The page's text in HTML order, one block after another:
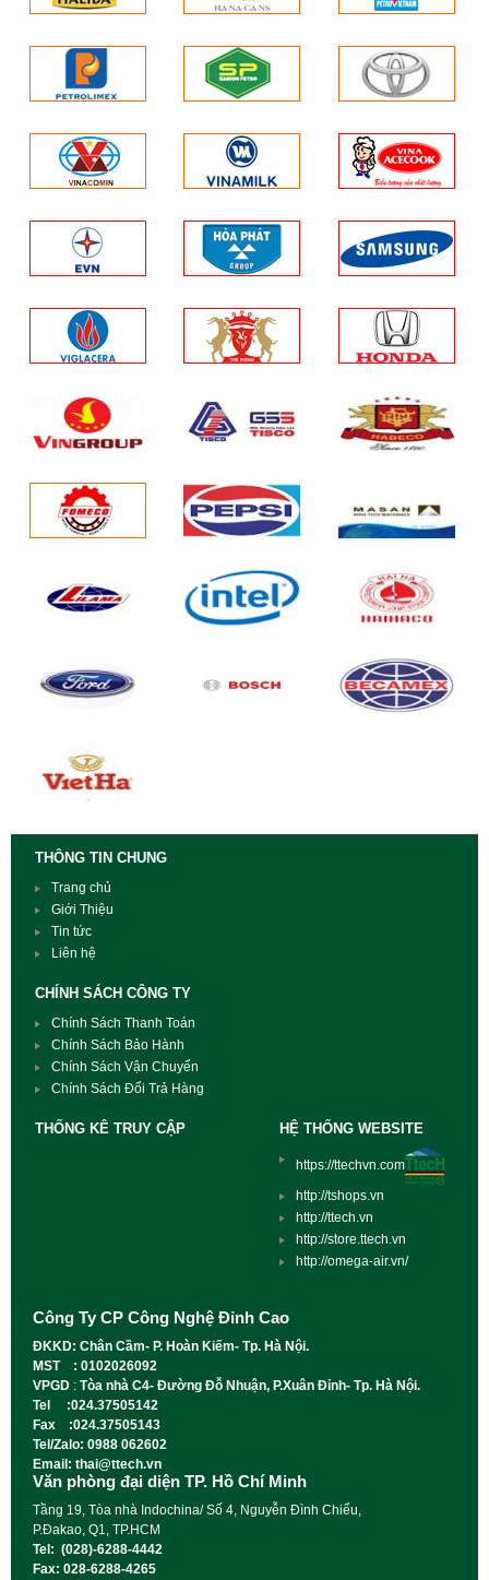
THÔNG TIN CHUNG
Trang chủ
Giới Thiệu
Tin tức
Liên hệ
CHÍNH SÁCH CÔNG TY
Chính Sách Thanh Toán
Chính Sách Bảo Hành
Chính Sách Vận Chuyển
Chính Sách Đổi Trả Hàng
THỐNG KÊ TRUY CẬP HỆ THỐNG WEBSITE
https://ttechvn.com
http://tshops.vn
http://ttech.vn
http://store.ttech.vn
http://omega-air.vn/
Công Ty CP Công Nghệ Đỉnh Cao
ĐKKD: Chân Cầm- P. Hoàn Kiếm- Tp. Hà Nội.
MST : 0102026092
VPGD : Tòa nhà C4- Đường Đỗ Nhuận, P.Xuân Đỉnh- Tp. Hà Nội.
Tel :024.37505142
Fax :024.37505143
Tel/Zalo: 0988 062602
Email: thai@ttech.vn
Văn phòng đại diện TP. Hồ Chí Minh
Tầng 19, Tòa nhà Indochina/ Số 4, Nguyễn Đình Chiểu,
P.Đakao, Q1, TP.HCM
Tel: (028)-6288-4442
Fax: 028-6288-4265